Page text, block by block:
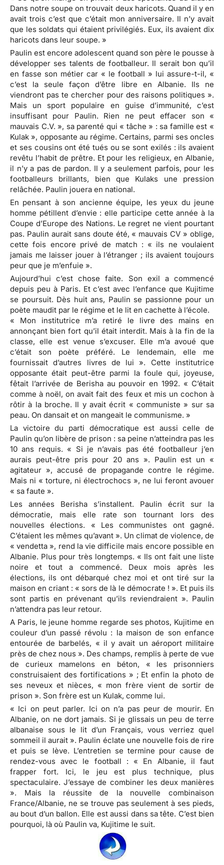
Dans notre soupe on trouvait deux haricots. Quand il y en
avait trois c’est que c’était mon anniversaire. Il n’y avait
que les soldats qui étaient privilégiés. Eux, ils avaient dix
haricots dans leur soupe. »
Paulin est encore adolescent quand son père le pousse à
développer ses talents de footballeur. Il serait bon qu’il
en fasse son métier car « le football » lui assure-t-il, «
c’est la seule façon d’être libre en Albanie. Ils ne
viendront pas te chercher pour des raisons politiques ».
Mais un sport populaire en guise d’immunité, c’est
insuffisant pour Paulin. Rien ne peut effacer son «
mauvais C.V. », sa parenté qui « tâche » : sa famille est «
Kulak », opposante au régime. Certains, parmi ses oncles
et ses cousins ont été tués ou se sont exilés : ils avaient
revêtu l’habit de prêtre. Et pour les religieux, en Albanie,
il n’y a pas de pardon. Il y a seulement parfois, pour les
footballeurs brillants, bien que Kulaks une pression
relâchée. Paulin jouera en national.
En pensant à son ancienne équipe, les yeux du jeune
homme pétillent d’envie : elle participe cette année à la
Coupe d’Europe des Nations. Le regret ne vient pourtant
pas. Paulin aurait sans doute été, « mauvais CV » oblige,
cette fois encore privé de match : « ils ne voulaient
jamais me laisser jouer à l’étranger ; ils avaient toujours
peur que je m’enfuie ».
Aujourd’hui c’est chose faite. Son exil a commencé
depuis peu à Paris. Et c’est avec l’enfance que Kujitime
se poursuit. Dès huit ans, Paulin se passionne pour un
poète maudit par le régime et le lit en cachette à l’école.
« Mon institutrice m’a retiré le livre des mains en
annonçant bien fort qu’il était interdit. Mais à la fin de la
classe, elle est venue s’excuser. Elle m’a avoué que
c’était son poète préféré. Le lendemain, elle me
fournissait d’autres livres de lui ». Cette institutrice
opposante était peut-être parmi la foule qui, joyeuse,
fêtait l’arrivée de Berisha au pouvoir en 1992. « C’était
comme à noël, on avait fait des feux et mis un cochon à
rôtir à la broche. Il y avait écrit « communiste » sur sa
peau. On dansait et on mangeait le communisme. »
La victoire du parti démocratique est aussi celle de
Paulin qu’on libère de prison : sa peine n’atteindra pas les
10 ans requis. « Si je n’avais pas été footballeur j’en
aurais peut-être pris pour 20 ans ». Paulin est un «
agitateur », accusé de propagande contre le régime.
Mais ni « torture, ni électrochocs », ne lui feront avouer
« sa faute ».
Les années Berisha s’installent. Paulin écrit sur la
démocratie, mais elle rate son tournant lors des
nouvelles élections. « Les communistes ont gagné.
C’étaient les mêmes qu’avant ». Un climat de violence, de
« vendetta », rend la vie difficile mais encore possible en
Albanie. Plus pour très longtemps. « Ils ont fait une liste
noire et tout a commencé. Deux mois après les
élections, ils ont débarqué chez moi et ont tiré sur la
maison en criant : « sors de là le démocrate ! ». Et puis ils
sont partis en prévenant qu’ils reviendraient ». Paulin
n’attendra pas leur retour.
A Paris, le jeune homme regarde ses photos, Kujitime en
couleur d’un passé révolu : la maison de son enfance
entourée de barbelés, « il y avait un aéroport militaire
près de chez nous ». Des champs, remplis à perte de vue
de curieux mamelons en béton, « les prisonniers
construisaient des fortifications » ; Et enfin la photo de
ses neveux et nièces, « mon frère vient de sortir de
prison ». Son frère est un Kulak, comme lui.
« Ici on peut parler. Ici on n’a pas peur de mourir. En
Albanie, on ne dort jamais. Si je glissais un peu de terre
albanaise sous le lit d’un Français, vous verriez quel
sommeil il aurait ». Paulin éclate une nouvelle fois de rire
et puis se lève. L’entretien se termine pour cause de
rendez-vous avec le football : « En Albanie, il faut
frapper fort. Ici, le jeu est plus technique, plus
spectaculaire. J’essaye de combiner les deux manières
». Mais la réussite de la nouvelle combinaison
France/Albanie, ne se trouve pas seulement à ses pieds,
au bout d’un ballon. Elle est aussi dans sa tête. C’est bien
pourquoi, là où Paulin va, Kujitime le suit.